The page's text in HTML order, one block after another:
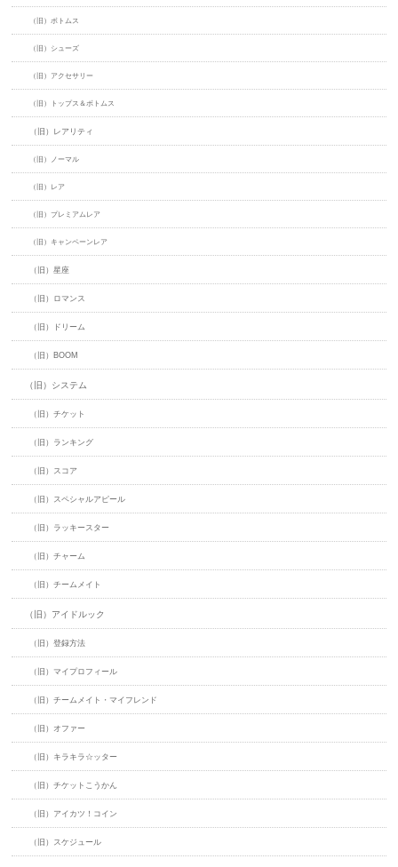
（旧）ボトムス
（旧）シューズ
（旧）アクセサリー
（旧）トップス＆ボトムス
（旧）レアリティ
（旧）ノーマル
（旧）レア
（旧）プレミアムレア
（旧）キャンペーンレア
（旧）星座
（旧）ロマンス
（旧）ドリーム
（旧）BOOM
（旧）システム
（旧）チケット
（旧）ランキング
（旧）スコア
（旧）スペシャルアピール
（旧）ラッキースター
（旧）チャーム
（旧）チームメイト
（旧）アイドルック
（旧）登録方法
（旧）マイプロフィール
（旧）チームメイト・マイフレンド
（旧）オファー
（旧）キラキラ☆ッター
（旧）チケットこうかん
（旧）アイカツ！コイン
（旧）スケジュール